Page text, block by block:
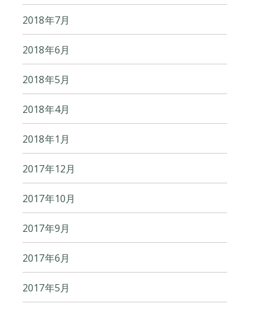
2018年7月
2018年6月
2018年5月
2018年4月
2018年1月
2017年12月
2017年10月
2017年9月
2017年6月
2017年5月